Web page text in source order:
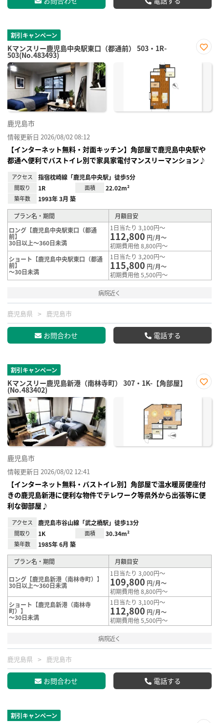
割引キャンペーン
Kマンスリー鹿児島中央駅東口（都通前） 503・1R-
503(No.483493)
に入
鹿児島市
情報更新日 2026/08/02 08:12
【インターネット無料・対面キッチン】角部屋で鹿児島中央駅や
都通へ便利でバストイレ別で家具家電付マンスリーマンション♪
アクセス 指宿枕崎線「鹿児島中央駅」徒歩5分
間取り 1R 面積 22.02m²
築年数 1993年 3月 築
プラン名・期間
月額目安
ロング【鹿児島中央駅東口（都通
前】
30日以上～360日未満
1日当たり 3,100円～
112,800 円/月～
初期費用他 8,800円～
ショート【鹿児島中央駅東口（都通
前】
～30日未満
1日当たり 3,200円～
115,800 円/月～
初期費用他 5,500円～
病院近く
鹿児島県 鹿児島市
お問合わせ 電話する
割引キャンペーン
Kマンスリー鹿児島新港（南林寺町） 307・1K-【角部屋】
(No.483402)
に入
鹿児島市
情報更新日 2026/08/02 12:41
【インターネット無料・バストイレ別】角部屋で温水暖房便座付
きの鹿児島新港に便利な物件でテレワーク等県外から出張等に便
利な御部屋♪
アクセス 鹿児島市谷山線「武之橋駅」徒歩13分
間取り 1K 面積 30.34m²
築年数 1985年 6月 築
プラン名・期間 月額目安
ロング【鹿児島新港（南林寺町）】
30日以上～360日未満
1日当たり 3,000円～
109,800 円/月～
初期費用他 8,800円～
ショート【鹿児島新港（南林寺
町）】
～30日未満
1日当たり 3,100円～
112,800 円/月～
初期費用他 5,500円～
病院近く
鹿児島県 鹿児島市
お問合わせ 電話する
割引キャンペーン